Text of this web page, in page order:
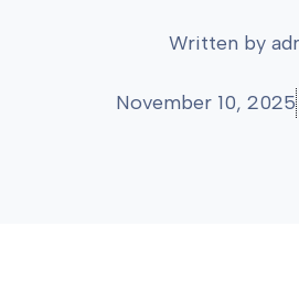
Written by
November 10, 2025